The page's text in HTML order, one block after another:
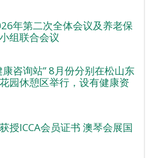
年第二次全体会议及养老保
组联合会议
咨询站” 8月份分别在松山东
园休憩区举行，设有健康资
授ICCA会员证书 澳琴会展国